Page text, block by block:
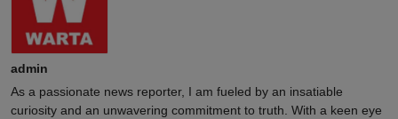
admin
As a passionate news reporter, I am fueled by an insatiable
curiosity and an unwavering commitment to truth. With a keen eye